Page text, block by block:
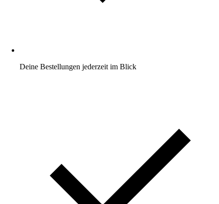
Deine Bestellungen jederzeit im Blick